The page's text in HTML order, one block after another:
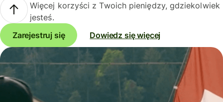
Więcej korzyści z Twoich pieniędzy, gdziekolwiek
jesteś.
Zarejestruj się
Dowiedz się więcej